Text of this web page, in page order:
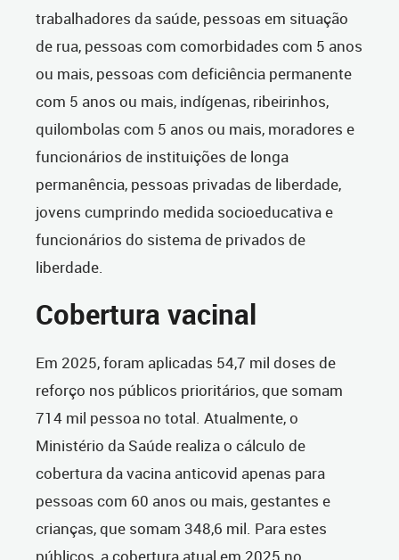
trabalhadores da saúde, pessoas em situação
de rua, pessoas com comorbidades com 5 anos
ou mais, pessoas com deficiência permanente
com 5 anos ou mais, indígenas, ribeirinhos,
quilombolas com 5 anos ou mais, moradores e
funcionários de instituições de longa
permanência, pessoas privadas de liberdade,
jovens cumprindo medida socioeducativa e
funcionários do sistema de privados de
liberdade.
Cobertura vacinal
Em 2025, foram aplicadas 54,7 mil doses de
reforço nos públicos prioritários, que somam
714 mil pessoa no total. Atualmente, o
Ministério da Saúde realiza o cálculo de
cobertura da vacina anticovid apenas para
pessoas com 60 anos ou mais, gestantes e
crianças, que somam 348,6 mil. Para estes